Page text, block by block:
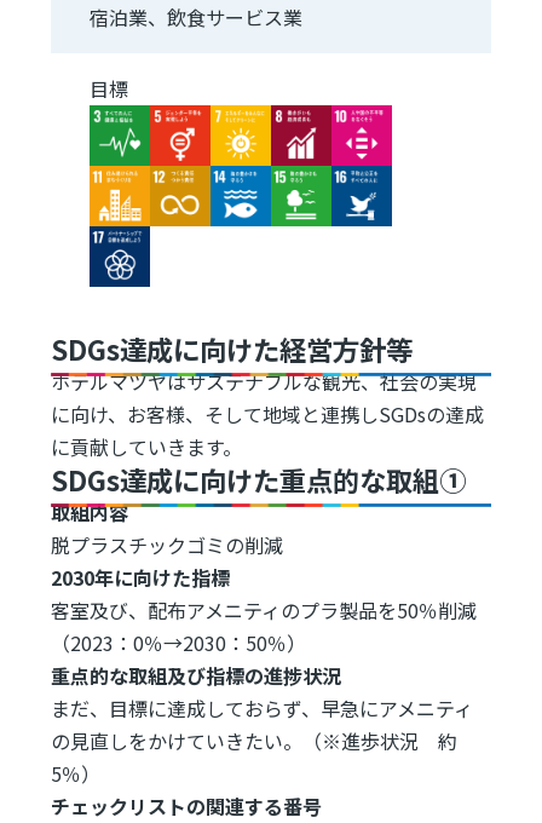
宿泊業、飲食サービス業
目標
Image
Image Image Image Image
Image Image Image Image Image
Image
SDGs達成に向けた経営方針等
ホテルマツヤはサステナブルな観光、社会の実現
に向け、お客様、そして地域と連携しSGDsの達成
に貢献していきます。
SDGs達成に向けた重点的な取組①
取組内容
脱プラスチックゴミの削減
2030年に向けた指標
客室及び、配布アメニティのプラ製品を50％削減
（2023：0％→2030：50％）
重点的な取組及び指標の進捗状況
まだ、目標に達成しておらず、早急にアメニティ
の見直しをかけていきたい。（※進歩状況 約
5％）
チェックリストの関連する番号